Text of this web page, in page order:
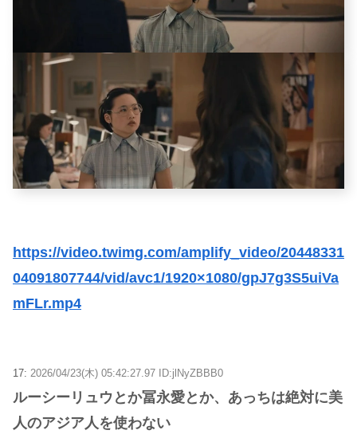
https://video.twimg.com/amplify_video/20448331
04091807744/vid/avc1/1920×1080/gpJ7g3S5uiVa
mFLr.mp4
17: 2026/04/23(木) 05:42:27.97 ID:jlNyZBBB0
ルーシーリュウとか冨永愛とか、あっちは絶対に美
人のアジア人を使わない